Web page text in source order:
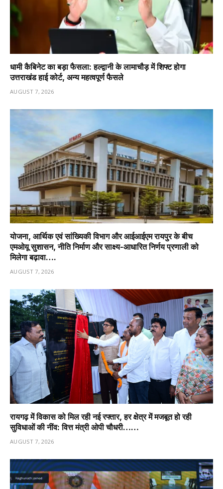
धामी कैबिनेट का बड़ा फैसला: हल्द्वानी के लामाचौड़ में शिफ्ट होगा
उत्तराखंड हाई कोर्ट, अन्य महत्वपूर्ण फैसले
AUGUST 7, 2026
योजना, आर्थिक एवं सांख्यिकी विभाग और आईआईएम रायपुर के बीच
एमओयू सुशासन, नीति निर्माण और साक्ष्य-आधारित निर्णय प्रणाली को
मिलेगा बढ़ावा….
AUGUST 7, 2026
रायगढ़ में विकास को मिल रही नई रफ्तार, हर क्षेत्र में मजबूत हो रही
सुविधाओं की नींव: वित्त मंत्री ओपी चौधरी……
AUGUST 7, 2026